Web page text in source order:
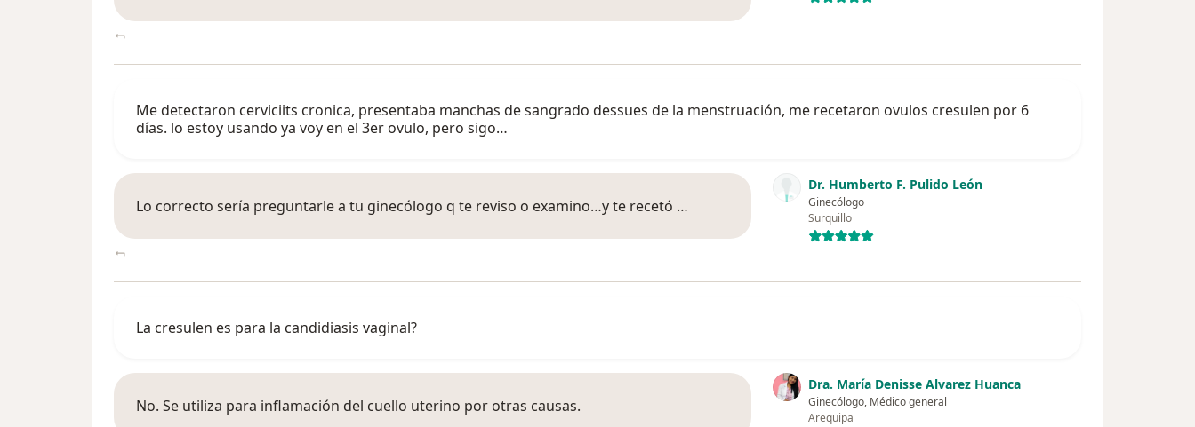
Me detectaron cerviciits cronica, presentaba manchas de sangrado dessues de la menstruación, me recetaron ovulos cresulen por 6
días. lo estoy usando ya voy en el 3er ovulo, pero sigo…
Dr. Humberto F. Pulido León
Ginecólogo
Surquillo
Lo correcto sería preguntarle a tu ginecólogo q te reviso o examino…y te recetó …
La cresulen es para la candidiasis vaginal?
Dra. María Denisse Alvarez Huanca
Ginecólogo, Médico general
Arequipa
No. Se utiliza para inflamación del cuello uterino por otras causas.